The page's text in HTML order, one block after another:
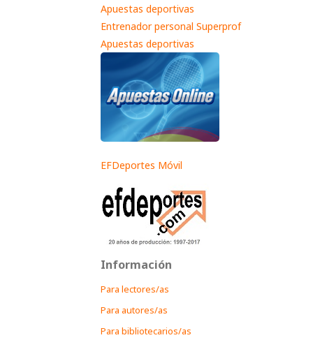
Apuestas deportivas
Entrenador personal Superprof
Apuestas deportivas
EFDeportes Móvil
Información
Para lectores/as
Para autores/as
Para bibliotecarios/as